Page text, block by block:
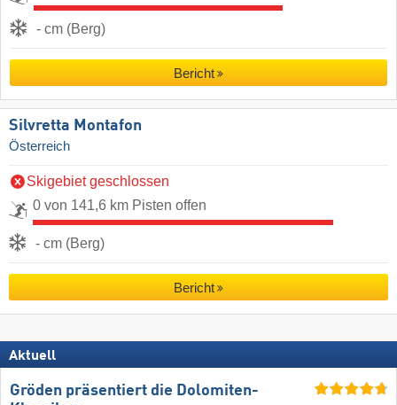
- cm (Berg)
Bericht
Silvretta Montafon
Österreich
Skigebiet geschlossen
0 von 141,6 km Pisten offen
- cm (Berg)
Bericht
Aktuell
Gröden präsentiert die Dolomiten-